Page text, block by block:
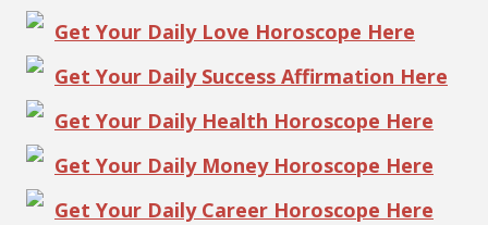
Get Your Daily Love Horoscope Here
Get Your Daily Success Affirmation Here
Get Your Daily Health Horoscope Here
Get Your Daily Money Horoscope Here
Get Your Daily Career Horoscope Here